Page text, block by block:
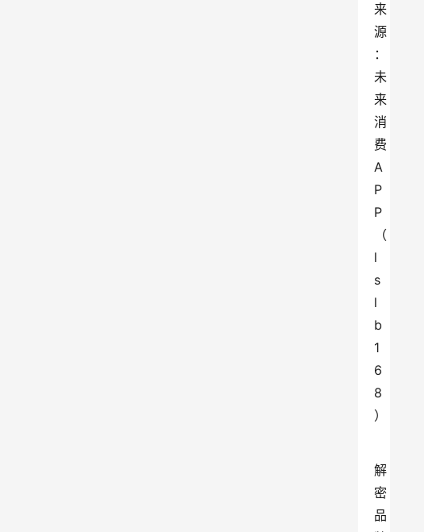
来
源
：
未
来
消
费
A
P
P
（
l
s
l
b
1
6
8
）
解
密
品